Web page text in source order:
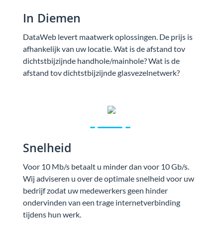
In Diemen
DataWeb levert maatwerk oplossingen. De prijs is
afhankelijk van uw locatie. Wat is de afstand tov
dichtstbijzijnde handhole/mainhole? Wat is de
afstand tov dichtstbijzijnde glasvezelnetwerk?
Snelheid
Voor 10 Mb/s betaalt u minder dan voor 10 Gb/s.
Wij adviseren u over de optimale snelheid voor uw
bedrijf zodat uw medewerkers geen hinder
ondervinden van een trage internetverbinding
tijdens hun werk.